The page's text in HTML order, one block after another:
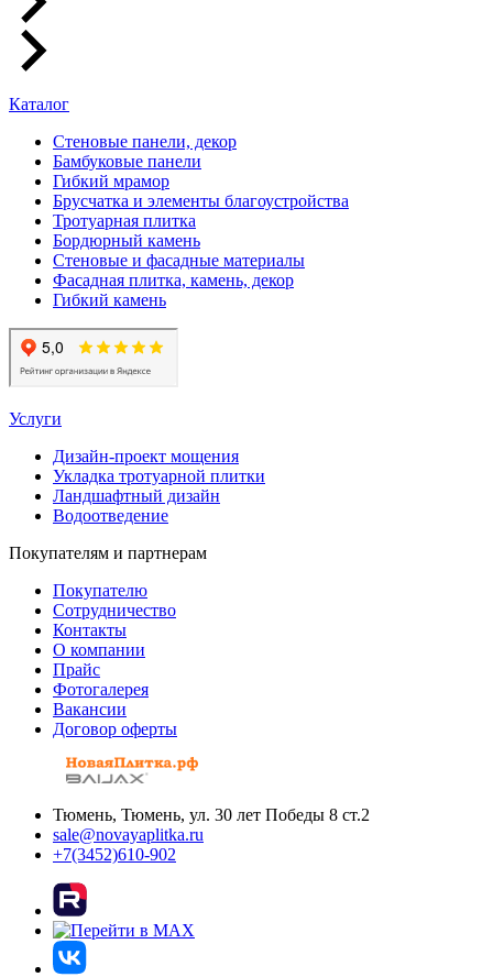
Каталог
Стеновые панели, декор
Бамбуковые панели
Гибкий мрамор
Брусчатка и элементы благоустройства
Тротуарная плитка
Бордюрный камень
Стеновые и фасадные материалы
Фасадная плитка, камень, декор
Гибкий камень
Услуги
Дизайн-проект мощения
Укладка тротуарной плитки
Ландшафтный дизайн
Водоотведение
Покупателям и партнерам
Покупателю
Сотрудничество
Контакты
О компании
Прайс
Фотогалерея
Вакансии
Договор оферты
Тюмень, Тюмень, ул. 30 лет Победы 8 ст.2
sale@novayaplitka.ru
+7(3452)610-902